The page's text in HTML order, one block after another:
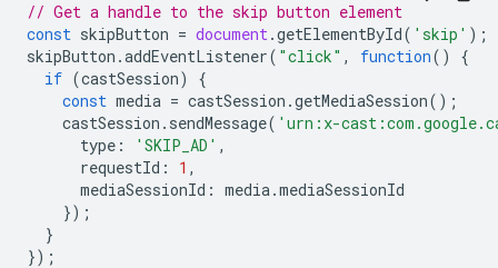
// Get a handle to the skip button element
const skipButton = document.getElementById( 'skip' );
skipButton .addEventListener( "click" , function()
{
if (castSession)
{
const media = castSession .getMediaSession();
castSession . sendMessage( 'urn:x-
type : 'SKIP_AD' ,
requestId : 1 ,
mediaSessionId : media.mediaSessionId
});
}
});